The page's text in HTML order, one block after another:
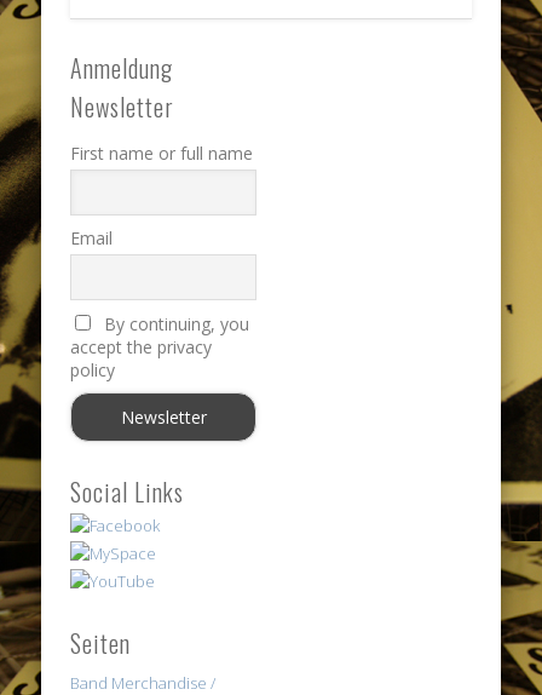
Anmeldung
Newsletter
First name or full name
Email
By continuing, you
accept the privacy
policy
Social Links
Seiten
Band Merchandise /